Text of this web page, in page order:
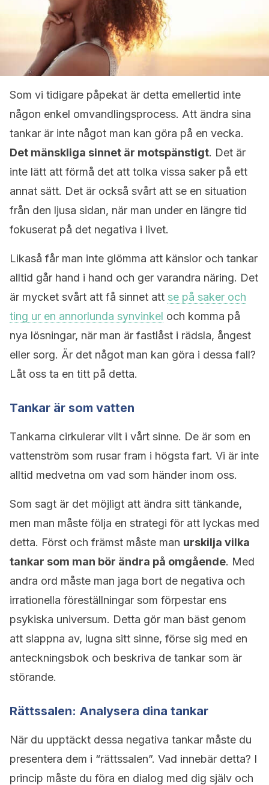
Som vi tidigare påpekat är detta emellertid inte
någon enkel omvandlingsprocess. Att ändra sina
tankar är inte något man kan göra på en vecka.
Det mänskliga sinnet är motspänstigt. Det är
inte lätt att förmå det att tolka vissa saker på ett
annat sätt. Det är också svårt att se en situation
från den ljusa sidan, när man under en längre tid
fokuserat på det negativa i livet.
Likaså får man inte glömma att känslor och tankar
alltid går hand i hand och ger varandra näring. Det
är mycket svårt att få sinnet att se på saker och
ting ur en annorlunda synvinkel och komma på
nya lösningar, när man är fastlåst i rädsla, ångest
eller sorg. Är det något man kan göra i dessa fall?
Låt oss ta en titt på detta.
Tankar är som vatten
Tankarna cirkulerar vilt i vårt sinne. De är som en
vattenström som rusar fram i högsta fart. Vi är inte
alltid medvetna om vad som händer inom oss.
Som sagt är det möjligt att ändra sitt tänkande,
men man måste följa en strategi för att lyckas med
detta. Först och främst måste man urskilja vilka
tankar som man bör ändra på omgående. Med
andra ord måste man jaga bort de negativa och
irrationella föreställningar som förpestar ens
psykiska universum. Detta gör man bäst genom
att slappna av, lugna sitt sinne, förse sig med en
anteckningsbok och beskriva de tankar som är
störande.
Rättssalen: Analysera dina tankar
När du upptäckt dessa negativa tankar måste du
presentera dem i “rättssalen”. Vad innebär detta? I
princip måste du föra en dialog med dig själv och